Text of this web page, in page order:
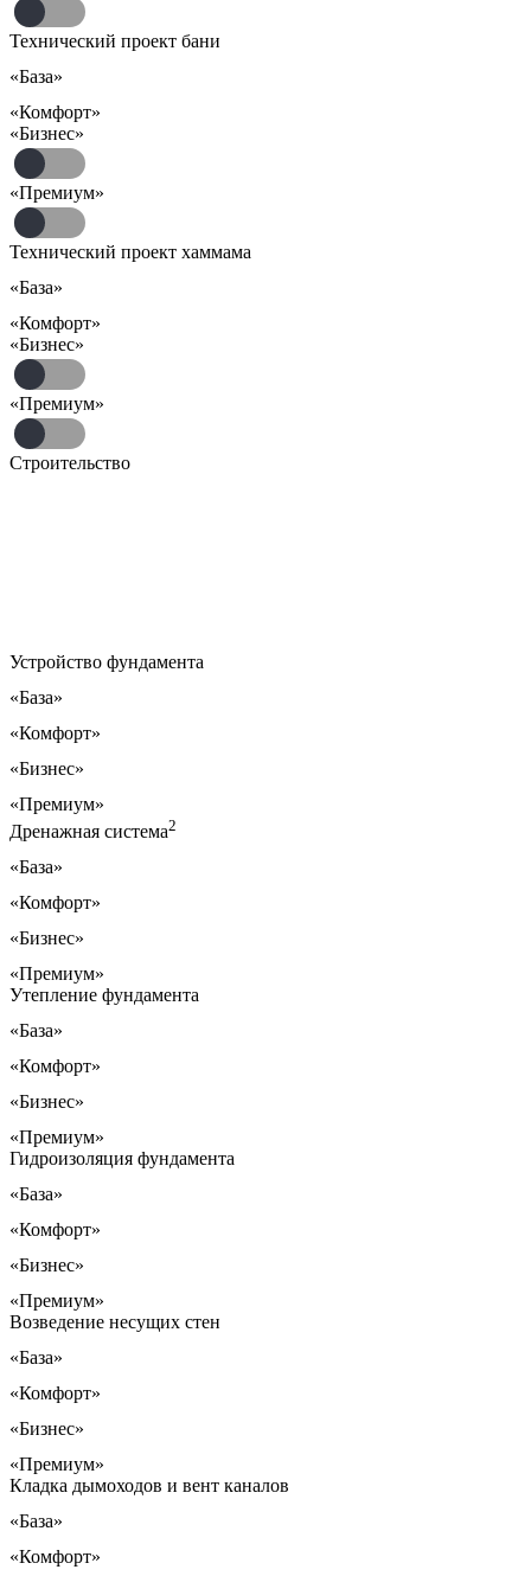
Технический проект бани
«База»
«Комфорт»
«Бизнес»
«Премиум»
Технический проект хаммама
«База»
«Комфорт»
«Бизнес»
«Премиум»
Строительство
Устройство фундамента
«База»
«Комфорт»
«Бизнес»
«Премиум»
Дренажная система2
«База»
«Комфорт»
«Бизнес»
«Премиум»
Утепление фундамента
«База»
«Комфорт»
«Бизнес»
«Премиум»
Гидроизоляция фундамента
«База»
«Комфорт»
«Бизнес»
«Премиум»
Возведение несущих стен
«База»
«Комфорт»
«Бизнес»
«Премиум»
Кладка дымоходов и вент каналов
«База»
«Комфорт»